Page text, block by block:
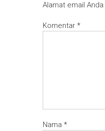
Alamat email
Komentar *
Nama *